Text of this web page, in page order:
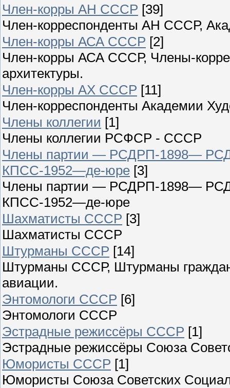
Член-корры АН СССР [39]
Член-корреспонденты АН СССР,
Член-корры АСА СССР [2]
Член-корры АСА СССР, Члены-
архитектуры.
Член-корры АХ СССР [11]
Член-корреспонденты Академии
Члены коллегии [1]
Члены коллегии РСФСР - СССР
Члены партии — РСДРП-1898—
КПСС-1952—де-юре [3]
Члены партии — РСДРП-1898—
КПСС-1952—де-юре
Шахматисты СССР [3]
Шахматисты СССР
Штурманы СССР [14]
Штурманы СССР, Штурманы
авиации.
Энтомологи СССР [6]
Энтомологи СССР
Эстрадные режиссёры СССР [1]
Эстрадные режиссёры Союза
Юмористы СССР [1]
Юмористы Союза Советских